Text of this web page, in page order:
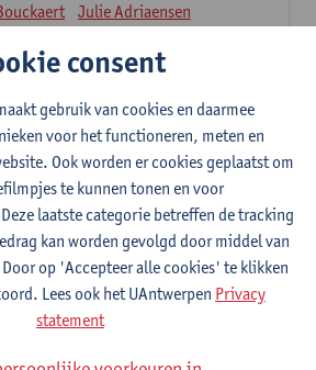
Julie Adriaensen
2E SEM
Caneghem Christine Lippens
methoden
en kansrekenen
SEM
Van der Veeken
consent
gebruik van cookies en daarmee
voor het functioneren, meten en
Ook worden er cookies geplaatst om
te kunnen tonen en voor
laatste categorie betreffen de tracking
kan worden gevolgd door middel van
op 'Accepteer alle cookies' te klikken
Lees ook het UAntwerpen Privacy
statement